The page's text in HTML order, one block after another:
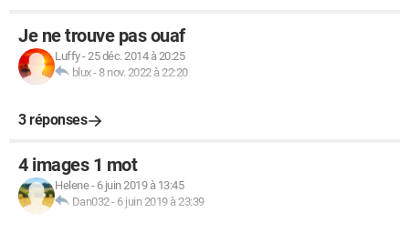
Je ne trouve pas ouaf
Luffy-25 déc. 2014 à 20:25
blux- 8 nov. 2022 à 22:20
3 réponses
4 images 1 mot
Helene- 6 juin 2019 à 13:45
Dan032- 6 juin 2019 à 23:39